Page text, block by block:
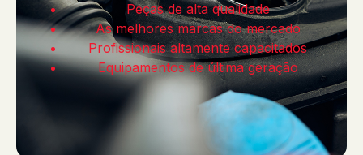
Peças de alta qualidade
As melhores marcas do mercado
Profissionais altamente capacitados
Equipamentos de última geração